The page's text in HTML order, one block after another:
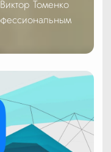
Томенко